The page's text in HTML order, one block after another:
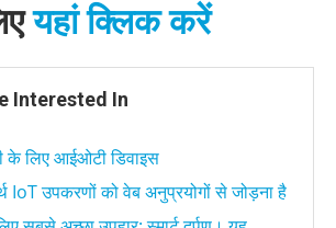
यहां क्लिक करें
Interested In
के लिए आईओटी डिवाइस
IoT उपकरणों को वेब अनुप्रयोगों से जोड़ना है